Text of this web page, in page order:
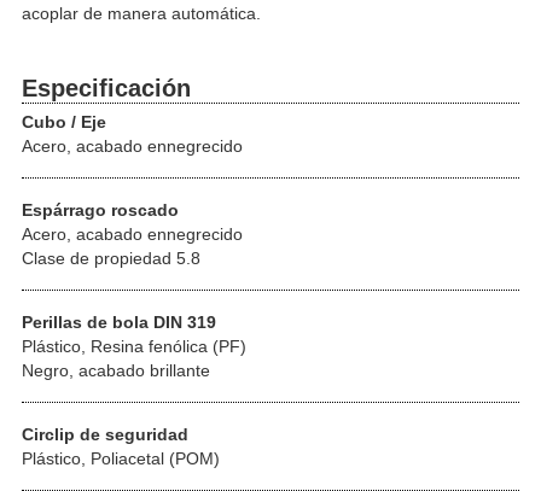
acoplar de manera automática.
Especificación
Cubo / Eje
Acero, acabado ennegrecido
Espárrago roscado
Acero, acabado ennegrecido
Clase de propiedad 5.8
Perillas de bola DIN 319
Plástico, Resina fenólica (PF)
Negro, acabado brillante
Circlip de seguridad
Plástico, Poliacetal (POM)